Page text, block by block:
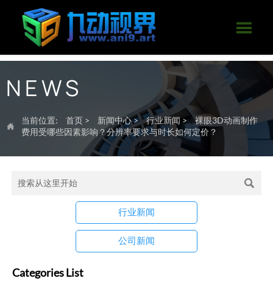

NEWS

当前位置: 首页 > 新闻中心> 行业新闻 > 裸眼3D动画制作
费用受哪些因素影响？分辨率要求与时长如何定价？

行业新闻
公司新闻
Categories List